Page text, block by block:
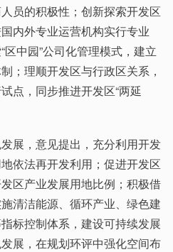
员的积极性；创新探索开发区
内外专业运营机构实行专业
中园”公司化管理模式，建立
；理顺开发区与行政区关系，
点，同步推进开发区“两延
展，意见提出，充分利用开发
依法再开发利用；促进开发区
区产业发展用地比例；积极借
清洁能源、循环产业、绿色建
标控制体系，建设可持续发展
展，在规划环评中强化空间布